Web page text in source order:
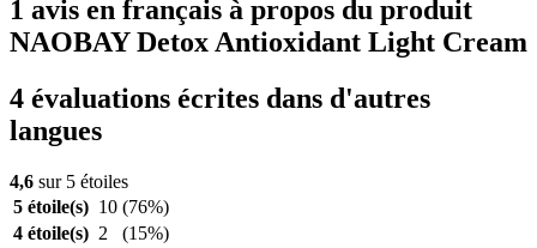
1 avis en français à propos du produit
NAOBAY Detox Antioxidant Light Cream
4 évaluations écrites dans d'autres
langues
4,6 sur 5 étoiles
5 étoile(s) 10 (76%)
4 étoile(s) 2
(15%)